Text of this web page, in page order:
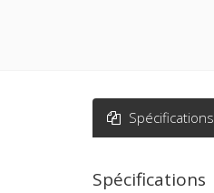
Spécifications
Spécifications